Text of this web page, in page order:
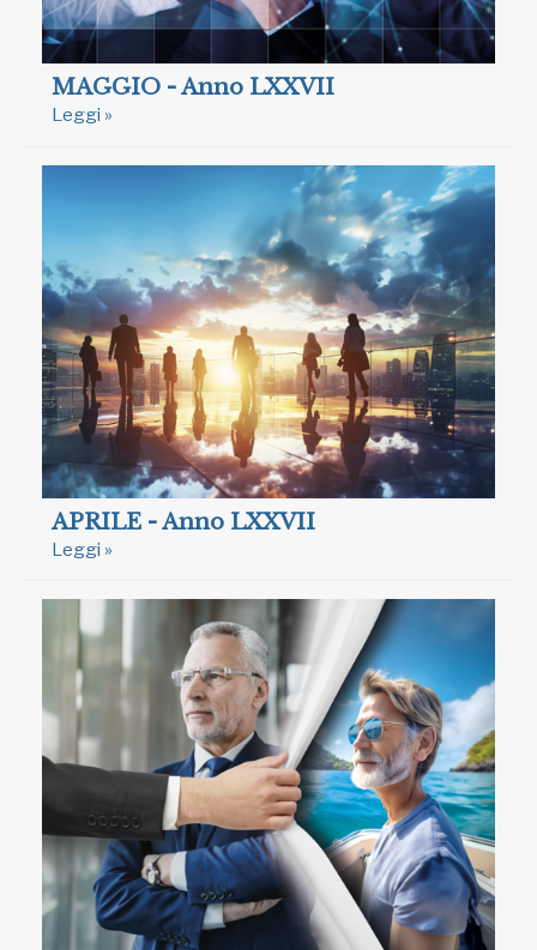
MAGGIO - Anno LXXVII
Leggi »
APRILE - Anno LXXVII
Leggi »